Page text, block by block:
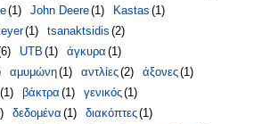
(1) John Deere(1) Kastas (1)
(1) tsanaktsidis (2)
UTB (1) άγκυρα (1)
αμυμώνη(1) αντλίες(2) άξονες(1)
(1) βάκτρα (1) γενικός(1)
δεδομένα (1) διακόπτες(1)